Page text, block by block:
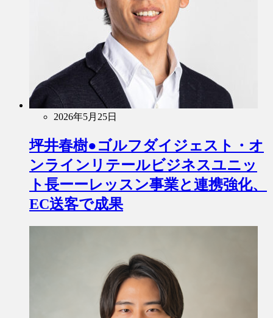
2026年5月25日
坪井春樹●ゴルフダイジェスト・オ
ンラインリテールビジネスユニッ
ト長ーーレッスン事業と連携強化、
EC送客で成果